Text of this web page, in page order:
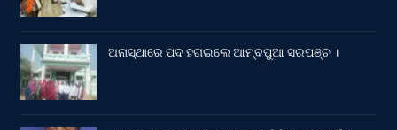
ଅନାସ୍ଥାରେ ପଦ ହରାଇଲେ ଆମ୍ବପୁଆ ସରପଞ୍ଚ ।